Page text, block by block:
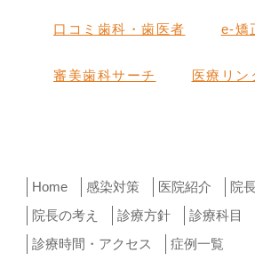
口コミ歯科・歯医者 e-矯
審美歯科サーチ 医療リン
Home 感染対策 医院紹介
院
院長の考え
診療方針
診療科目
診療時間・アクセス
症例一覧